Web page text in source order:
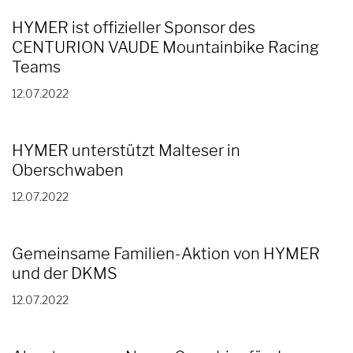
HYMER ist offizieller Sponsor des
CENTURION VAUDE Mountainbike Racing
Teams
12.07.2022
HYMER unterstützt Malteser in
Oberschwaben
12.07.2022
Gemeinsame Familien-Aktion von HYMER
und der DKMS
12.07.2022